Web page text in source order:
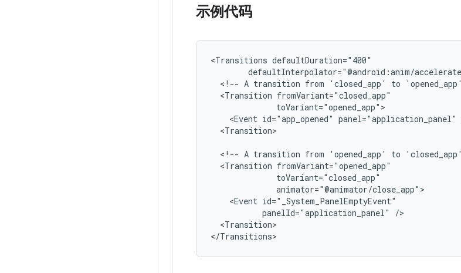
示例代码
<Transitions
<!-- A transition from 'closed_app' to 'opened_app'
<Transition
<Event id="app_opened" panel="application_panel"
<Transition>
<!-- A transition from 'opened_app' to 'closed_app'
<Transition
<Event
panelId="application_panel"
<Transition>